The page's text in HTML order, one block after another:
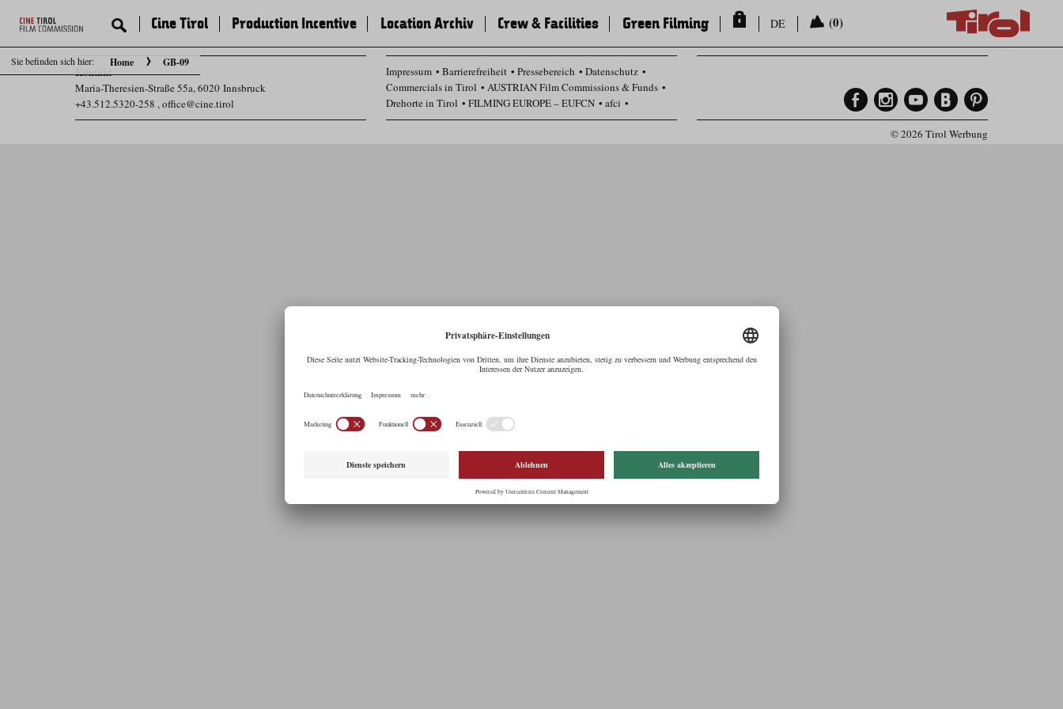
Sie befinden sich hier: Home GB-09
Cine Tirol Production Incentive Location Archiv Crew & Facilities Green Filming DE (0)
Kontakt
Maria-Theresien-Straße 55a, 6020 Innsbruck
+43.512.5320-258 ,office@cine.tirol
Impressum Barrierefreiheit Pressebereich
Datenschutz
Commercials in Tirol
AUSTRIAN Film Commissions & Funds
Drehorte in Tirol
FILMING EUROPE – EUFCN
afci
Datenschutz Einstellungen
© 2026 Tirol Werbung